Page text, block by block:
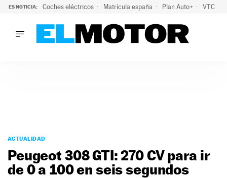
ES NOTICIA: Coches eléctricos Matrícula españa Plan Auto+ VTC
PODCAST
MOTOS
TECNOLOGÍA
ACTUALIDAD
Peugeot 308 GTI: 270 CV para ir
de 0 a 100 en seis segundos